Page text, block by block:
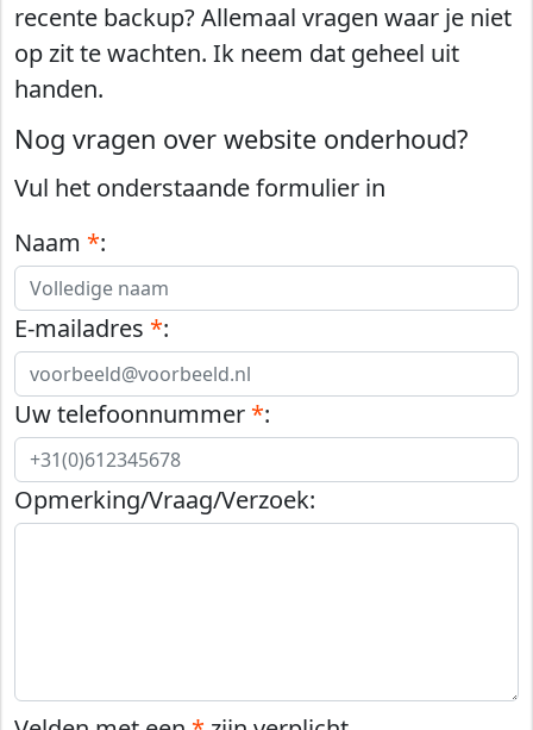
recente backup? Allemaal vragen waar je niet
op zit te wachten. Ik neem dat geheel uit
handen.
Nog vragen over website onderhoud?
Vul het onderstaande formulier in
Naam *:
E-mailadres *:
Uw telefoonnummer *:
Opmerking/Vraag/Verzoek: